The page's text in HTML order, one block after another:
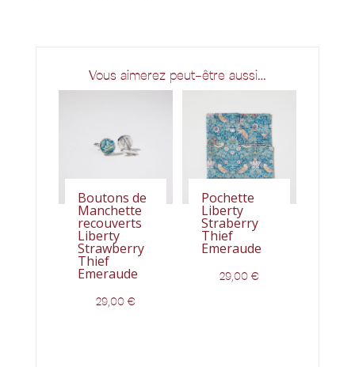
Vous aimerez peut-être aussi…
Boutons de
Manchette
recouverts
Liberty
Strawberry
Thief
Emeraude
29,00 €
Pochette
Liberty
Straberry
Thief
Emeraude
29,00€